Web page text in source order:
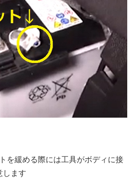
を緩める際には工具がボディに接
します